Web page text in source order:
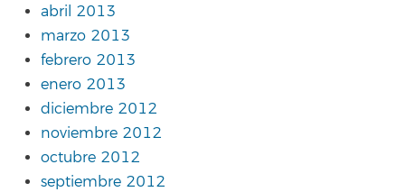
abril 2013
marzo 2013
febrero 2013
enero 2013
diciembre 2012
noviembre 2012
octubre 2012
septiembre 2012